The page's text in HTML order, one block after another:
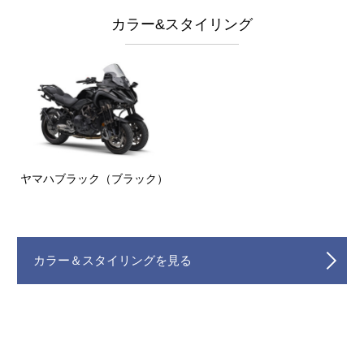
カラー&スタイリング
ヤマハブラック（ブラック）
カラー＆スタイリングを見る